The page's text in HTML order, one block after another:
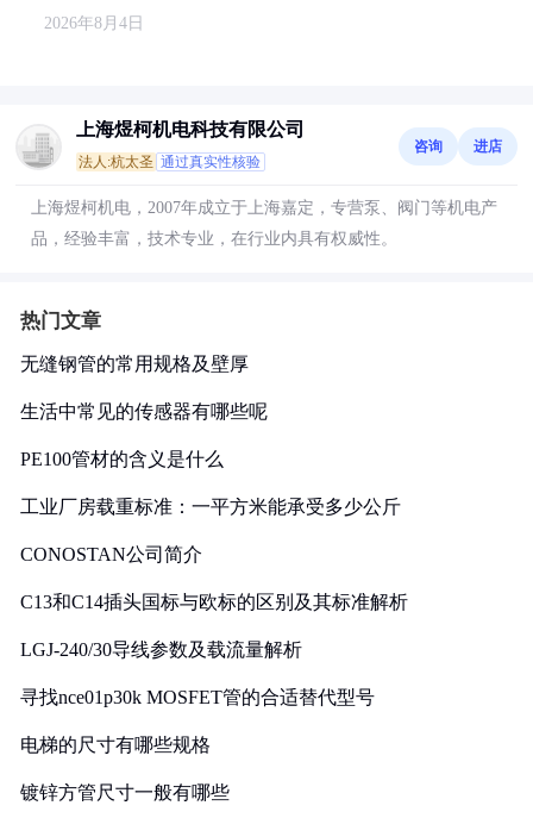
2026年8月4日
上海煜柯机电科技有限公司
法人:杭太圣 通过真实性核验
咨询 进店
上海煜柯机电，2007年成立于上海嘉定，专营泵、阀门等机电产
品，经验丰富，技术专业，在行业内具有权威性。
热门文章
无缝钢管的常用规格及壁厚
生活中常见的传感器有哪些呢
PE100管材的含义是什么
工业厂房载重标准：一平方米能承受多少公斤
CONOSTAN公司简介
C13和C14插头国标与欧标的区别及其标准解析
LGJ-240/30导线参数及载流量解析
寻找nce01p30k MOSFET管的合适替代型号
电梯的尺寸有哪些规格
镀锌方管尺寸一般有哪些